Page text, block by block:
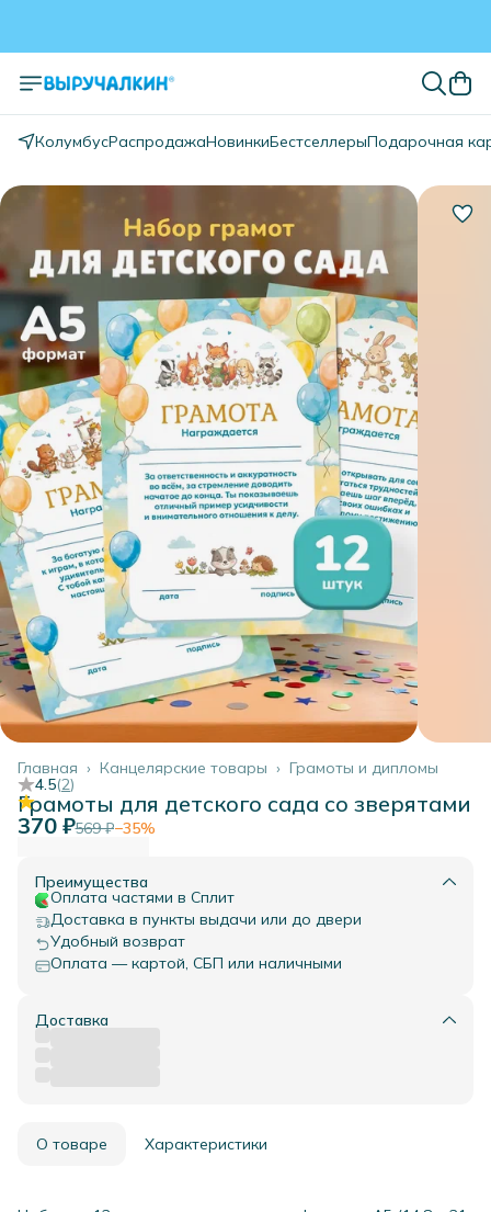
КолумбусРаспродажаНовинкиБестселлерыПодарочная
Грамоты и дипломы
Канцелярские товары ›
Главная ›
4.5(2)
Грамоты для детского сада со зверятами
370 ₽569 ₽−35%
Преимущества
Оплата частями в Сплит
Доставка в пункты выдачи или до двери
Удобный возврат
Оплата — картой, СБП или наличными
Доставка
О товаре Характеристики